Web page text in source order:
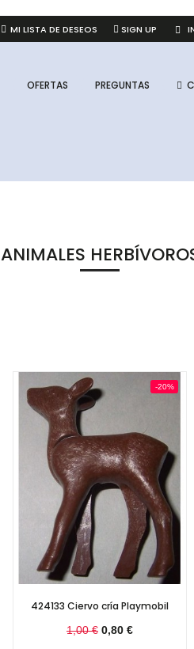
MI LISTA DE DESEOS SIGN UP
OFERTAS PREGUNTAS
ANIMALES
-20%
424133 Ciervo cría Playmobil
1,00 € 0,80 €